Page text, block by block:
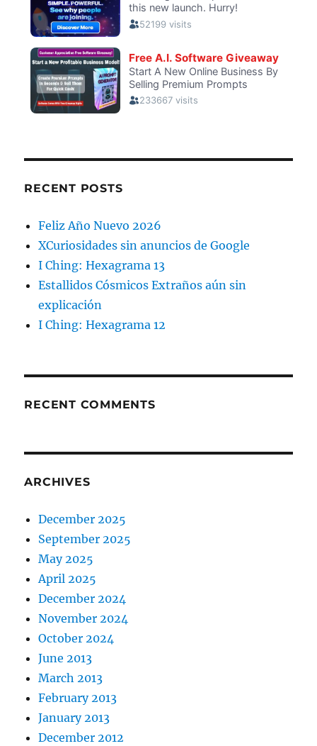
RECENT POSTS
Feliz Año Nuevo 2026
XCuriosidades sin anuncios de Google
I Ching: Hexagrama 13
Estallidos Cósmicos Extraños aún sin
explicación
I Ching: Hexagrama 12
RECENT COMMENTS
ARCHIVES
December 2025
September 2025
May 2025
April 2025
December 2024
November 2024
October 2024
June 2013
March 2013
February 2013
January 2013
December 2012